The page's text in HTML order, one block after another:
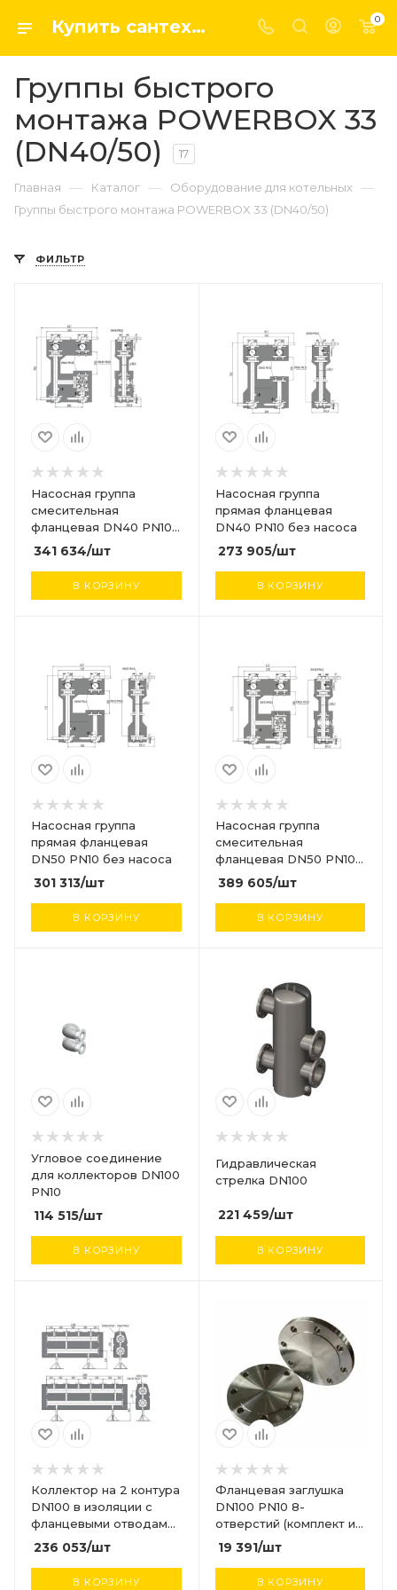
Купить сантехнику, системы отопление и водоснабжения оптом и в розницу в интернет-магазине elsen-opt.ru 0
Группы быстрого
монтажа POWERBOX 33
(DN40/50)
17
Главная — Каталог — Оборудование для котельных —
Группы быстрого монтажа POWERBOX 33 (DN40/50)
ФИЛЬТР
Насосная группа
смесительная
фланцевая DN40 PN10
без насоса и
сервопривода
341 634/шт
В КОРЗИНУ
Насосная группа
прямая фланцевая
DN40 PN10 без насоса
273 905/шт
В КОРЗИНУ
Насосная группа
прямая фланцевая
DN50 PN10 без насоса
301 313/шт
В КОРЗИНУ
Насосная группа
смесительная
фланцевая DN50 PN10
без насоса и
сервопривода
389 605/шт
В КОРЗИНУ
Угловое соединение
для коллекторов DN100
PN10
114 515/шт
В КОРЗИНУ
Гидравлическая
стрелка DN100
221 459/шт
В КОРЗИНУ
Коллектор на 2 контура
DN100 в изоляции с
фланцевыми отводами
DN50 PN10
236 053/шт
В КОРЗИНУ
Фланцевая заглушка
DN100 PN10 8-
отверстий (комплект из
2-х штук)
19 391/шт
В КОРЗИНУ